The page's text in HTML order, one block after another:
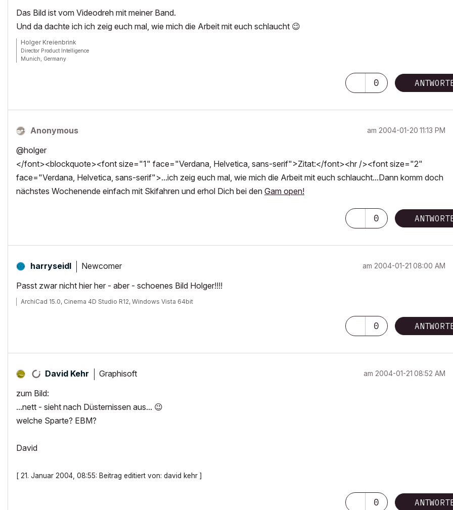
Das Bild ist vom Videodreh mit meiner Band.
Und da dachte ich ich zeig euch mal, wie mich die Arbeit mit euch schlaucht 😉
Holger Kreienbrink
Director Product Intelligence
Munich, Germany
0
Anonymous am ‎2004-01-20 11:13 PM
@holger
</font><blockquote><font size="1" face="Verdana, Helvetica, sans-serif">Zitat:</font><hr /><font size="2"
face="Verdana, Helvetica, sans-serif">...ich zeig euch mal, wie mich die Arbeit mit euch schlaucht...Dann komm doch
nächstes Wochenende einfach mit Skifahren und erhol Dich bei den Gam open!
0
harryseidl Newcomer am ‎2004-01-21 08:00 AM
Passt zwar nicht hier her - aber - schoenes Bild Holger!!!!
ArchiCad 15.0, Cinema 4D Studio R12, Windows Vista 64bit
0
David Kehr Graphisoft am ‎2004-01-21 08:52 AM
zum Bild:
...nett - sieht nach Düsternissen aus... 😉
welche Sparte? EBM?
David
[ 21. Januar 2004, 08:55: Beitrag editiert von: david kehr ]
0